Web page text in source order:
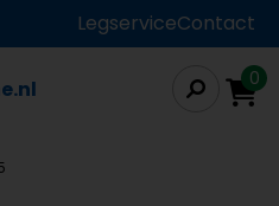
LegserviceContact
0